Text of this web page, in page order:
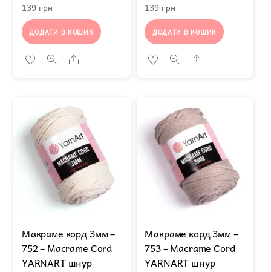
139 грн
ДОДАТИ В КОШИК
Share
139 грн
ДОДАТИ В КОШИК
Share
Макраме корд 3мм –
752 – Macrame Cord
YARNART шнур
Макраме корд 3мм –
753 – Macrame Cord
YARNART шнур